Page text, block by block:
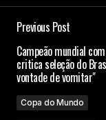
Previous Post
Campeão mundial
critica seleção do
vontade de vomitar"
Copa do Mundo